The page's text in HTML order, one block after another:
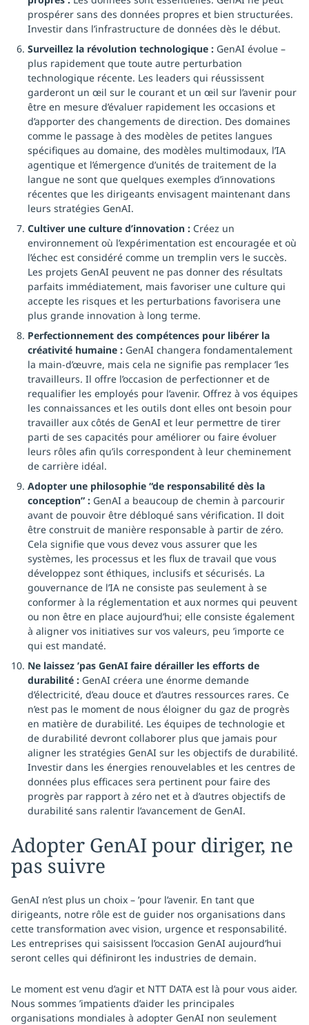
prospérer sans des données propres et bien structurées.
Investir dans l’infrastructure de données dès le début.
Surveillez la révolution technologique : GenAI évolue –
plus rapidement que toute autre perturbation
technologique récente. Les leaders qui réussissent
garderont un œil sur le courant et un œil sur l’avenir pour
être en mesure d’évaluer rapidement les occasions et
d’apporter des changements de direction. Des domaines
comme le passage à des modèles de petites langues
spécifiques au domaine, des modèles multimodaux, l’IA
agentique et l’émergence d’unités de traitement de la
langue ne sont que quelques exemples d’innovations
récentes que les dirigeants envisagent maintenant dans
leurs stratégies GenAI.
Cultiver une culture d’innovation : Créez un
environnement où l’expérimentation est encouragée et où
l’échec est considéré comme un tremplin vers le succès.
Les projets GenAI peuvent ne pas donner des résultats
parfaits immédiatement, mais favoriser une culture qui
accepte les risques et les perturbations favorisera une
plus grande innovation à long terme.
Perfectionnement des compétences pour libérer la
créativité humaine : GenAI changera fondamentalement
la main-d’œuvre, mais cela ne signifie pas remplacer ’les
travailleurs. Il offre l’occasion de perfectionner et de
requalifier les employés pour l’avenir. Offrez à vos équipes
les connaissances et les outils dont elles ont besoin pour
travailler aux côtés de GenAI et leur permettre de tirer
parti de ses capacités pour améliorer ou faire évoluer
leurs rôles afin qu’ils correspondent à leur cheminement
de carrière idéal.
Adopter une philosophie “de responsabilité dès la
conception” : GenAI a beaucoup de chemin à parcourir
avant de pouvoir être débloqué sans vérification. Il doit
être construit de manière responsable à partir de zéro.
Cela signifie que vous devez vous assurer que les
systèmes, les processus et les flux de travail que vous
développez sont éthiques, inclusifs et sécurisés. La
gouvernance de l’IA ne consiste pas seulement à se
conformer à la réglementation et aux normes qui peuvent
ou non être en place aujourd’hui; elle consiste également
à aligner vos initiatives sur vos valeurs, peu ’importe ce
qui est mandaté.
Ne laissez ’pas GenAI faire dérailler les efforts de
durabilité : GenAI créera une énorme demande
d’électricité, d’eau douce et d’autres ressources rares. Ce
n’est pas le moment de nous éloigner du gaz de progrès
en matière de durabilité. Les équipes de technologie et
de durabilité devront collaborer plus que jamais pour
aligner les stratégies GenAI sur les objectifs de durabilité.
Investir dans les énergies renouvelables et les centres de
données plus efficaces sera pertinent pour faire des
progrès par rapport à zéro net et à d’autres objectifs de
durabilité sans ralentir l’avancement de GenAI.
Adopter GenAI pour diriger, ne
pas suivre
GenAI n’est plus un choix – ’pour l’avenir. En tant que
dirigeants, notre rôle est de guider nos organisations dans
cette transformation avec vision, urgence et responsabilité.
Les entreprises qui saisissent l’occasion GenAI aujourd’hui
seront celles qui définiront les industries de demain.
Le moment est venu d’agir et NTT DATA est là pour vous aider.
Nous sommes ’impatients d’aider les principales
organisations mondiales à adopter GenAI non seulement